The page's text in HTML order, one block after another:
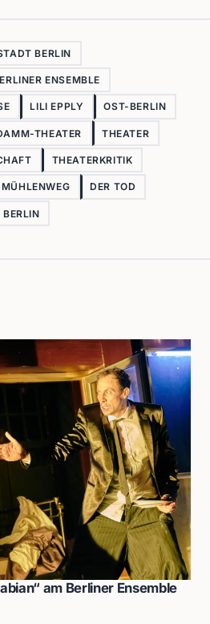
BERLIN
ENSEMBLE
LILI EPPLY OST-BERLIN
THEATER THEATER
THEATERKRITIK
DER TOD
am Berliner Ensemble